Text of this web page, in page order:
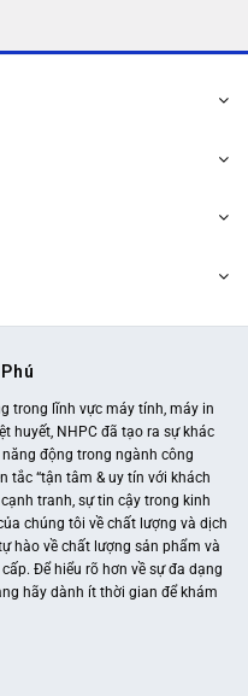
trong lĩnh vực máy tính, máy in
huyết, NHPC đã tạo ra sự khác
động trong ngành công
tắc “tận tâm & uy tín với khách
tranh, sự tin cậy trong kinh
chúng tôi về chất lượng và dịch
hào về chất lượng sản phẩm và
Để hiểu rõ hơn về sự đa dạng
hãy dành ít thời gian để khám